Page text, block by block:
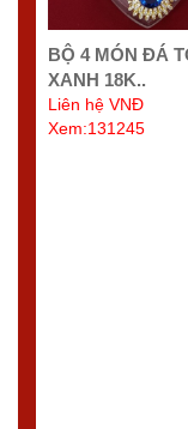
BỘ 4 MÓN ĐÁ
XANH 18K..
Liên hệ VNĐ
Xem:131245